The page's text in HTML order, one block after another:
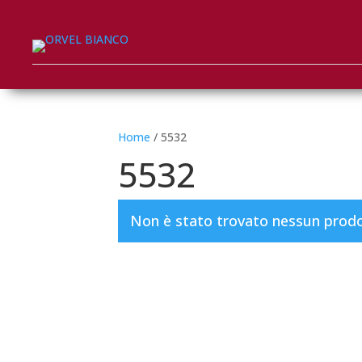
Home / 5532
5532
Non è stato trovato nessun